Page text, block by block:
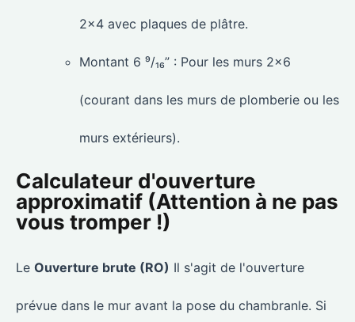
feu spécifiques.
2×4 avec plaques de plâtre.
Montant 6 ⁹/₁₆” : Pour les murs 2×6
(courant dans les murs de plomberie ou les
murs extérieurs).
Calculateur d'ouverture
approximatif (Attention à ne pas
vous tromper !)
Le Ouverture brute (RO) Il s'agit de l'ouverture
prévue dans le mur avant la pose du chambranle. Si